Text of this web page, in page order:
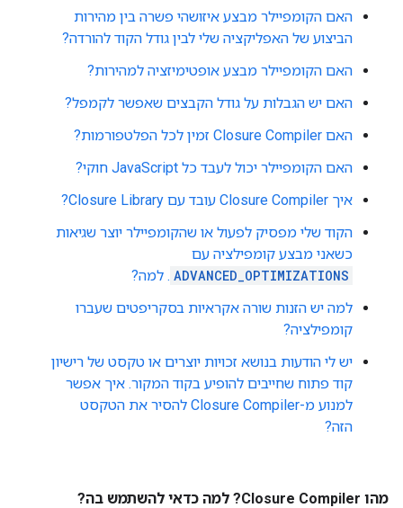
האם הקומפיילר מבצע איזושהי פשרה בין מהירות
הביצוע של האפליקציה שלי לבין גודל הקוד להורדה?
האם הקומפיילר מבצע אופטימיזציה למהירות?
האם יש הגבלות על גודל הקבצים שאפשר לקמפל?
האם Closure Compiler זמין לכל הפלטפורמות?
האם הקומפיילר יכול לעבד כל JavaScript חוקי?
איך Closure Compiler עובד עם Closure Library?
הקוד שלי מפסיק לפעול או שהקומפיילר יוצר שגיאות
כשאני מבצע קומפילציה עם
ADVANCED_OPTIMIZATIONS . למה?
למה יש הזנות שורה אקראיות בסקריפטים שעברו
קומפילציה?
יש לי הודעות בנושא זכויות יוצרים או טקסט של רישיון
קוד פתוח שחייבים להופיע בקוד המקור. איך אפשר
למנוע מ-Closure Compiler להסיר את הטקסט
הזה?
מהו Closure Compiler? למה כדאי להשתמש בה?